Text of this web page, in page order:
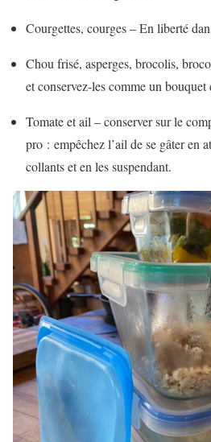
Courgettes, courges – En liberté
Chou frisé, asperges, brocolis,
et conservez-les comme un
Tomate et ail – conserver sur le
pro : empêchez l’ail de se gâter en
collants et en les suspendant.